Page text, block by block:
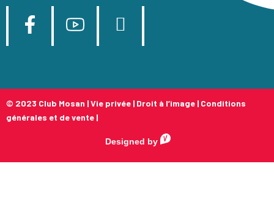
© 2023 Club Mosan |Vie privée | Droit à l’image | Conditions
générales et de vente |
Designed by